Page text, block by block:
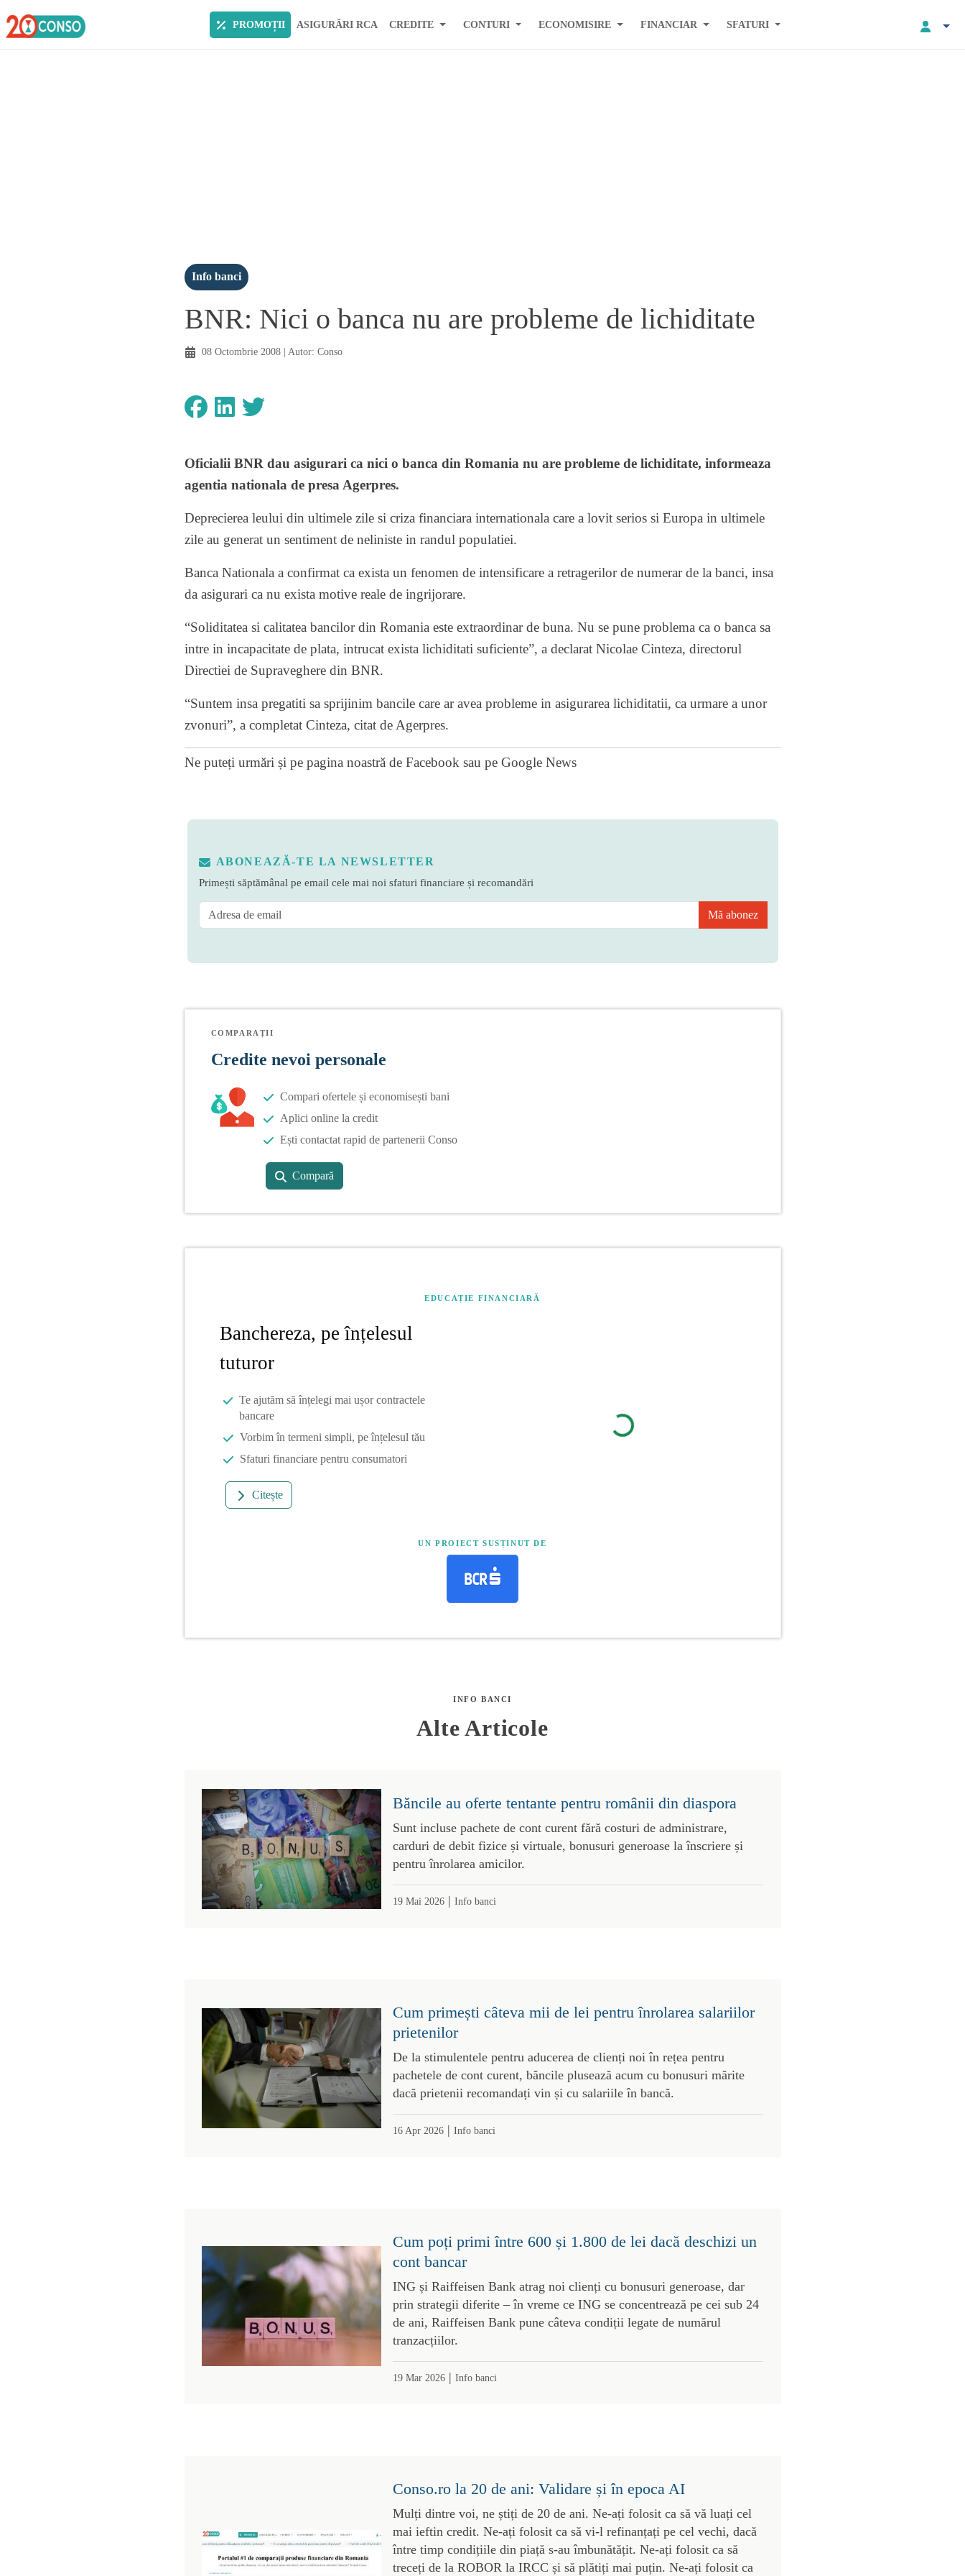
PROMOȚII ASIGURĂRI RCA CREDITE CONTURI ECONOMISIRE FINANCIAR SFATURI
Info banci
BNR: Nici o banca nu are probleme de lichiditate
08 Octombrie 2008| Autor: Conso
Oficialii BNR dau asigurari ca nici o banca din Romania nu are probleme de lichiditate, informeaza
agentia nationala de presa Agerpres.
Deprecierea leului din ultimele zile si criza financiara internationala care a lovit serios si Europa in ultimele
zile au generat un sentiment de neliniste in randul populatiei.
Banca Nationala a confirmat ca exista un fenomen de intensificare a retragerilor de numerar de la banci, insa
da asigurari ca nu exista motive reale de ingrijorare.
“Soliditatea si calitatea bancilor din Romania este extraordinar de buna. Nu se pune problema ca o banca sa
intre in incapacitate de plata, intrucat exista lichiditati suficiente”, a declarat Nicolae Cinteza, directorul
Directiei de Supraveghere din BNR.
“Suntem insa pregatiti sa sprijinim bancile care ar avea probleme in asigurarea lichiditatii, ca urmare a unor
zvonuri”, a completat Cinteza, citat de Agerpres.
Ne puteți urmări și pe pagina noastră de Facebook sau pe Google News
ABONEAZĂ-TE LA NEWSLETTER
Primești săptămânal pe email cele mai noi sfaturi financiare și recomandări
Mă abonez
COMPARAȚII
Credite nevoi personale
Compari ofertele și economisești bani
Aplici online la credit
Ești contactat rapid de partenerii Conso
Compară
EDUCAȚIE FINANCIARĂ
Banchereza, pe înțelesul
tuturor
Te ajutăm să înțelegi mai ușor contractele
bancare
Vorbim în termeni simpli, pe înțelesul tău
Sfaturi financiare pentru consumatori
Citește
UN PROIECT SUSȚINUT DE
INFO BANCI
Alte Articole
Băncile au oferte tentante pentru românii din diaspora
Sunt incluse pachete de cont curent fără costuri de administrare,
carduri de debit fizice și virtuale, bonusuri generoase la înscriere și
pentru înrolarea amicilor.
19 Mai 2026| Info banci
Cum primești câteva mii de lei pentru înrolarea salariilor
prietenilor
De la stimulentele pentru aducerea de clienți noi în rețea pentru
pachetele de cont curent, băncile plusează acum cu bonusuri mărite
dacă prietenii recomandați vin și cu salariile în bancă.
16 Apr 2026| Info banci
Cum poți primi între 600 și 1.800 de lei dacă deschizi un
cont bancar
ING și Raiffeisen Bank atrag noi clienți cu bonusuri generoase, dar
prin strategii diferite – în vreme ce ING se concentrează pe cei sub 24
de ani, Raiffeisen Bank pune câteva condiții legate de numărul
tranzacțiilor.
19 Mar 2026| Info banci
Conso.ro la 20 de ani: Validare și în epoca AI
Mulți dintre voi, ne știți de 20 de ani. Ne-ați folosit ca să vă luați cel
mai ieftin credit. Ne-ați folosit ca să vi-l refinanțați pe cel vechi, dacă
între timp condițiile din piață s-au îmbunătățit. Ne-ați folosit ca să
treceți de la ROBOR la IRCC și să plătiți mai puțin. Ne-ați folosit ca